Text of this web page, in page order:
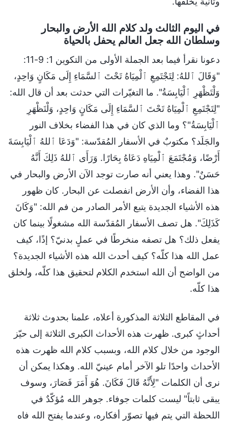
في اليوم الثالث ولد كلام الله الأرض والبحار
وسلطان الله جعل العالم يحفل بالحياة
دعونا نقرأ فيما بعد الجملة الأولى من التكوين 1: 9-11:
"وَقَالَ ٱللهُ: لِتَجْتَمِعِ ٱلْمِيَاهُ تَحْتَ ٱلسَّمَاءِ إِلَى مَكَانٍ وَاحِدٍ،
وَلْتَظْهَرِ ٱلْيَابِسَةُ". ما التغيّرات التي حدثت بعد أن قال الله:
"لِتَجْتَمِعِ ٱلْمِيَاهُ تَحْتَ ٱلسَّمَاءِ إِلَى مَكَانٍ وَاحِدٍ، وَلْتَظْهَرِ
ٱلْيَابِسَةُ"؟ وما الذي كان في هذا الفضاء بخلاف النور
والجَلَد؟ مكتوبٌ في الأسفار المُقدّسة: "وَدَعَا ٱللهُ ٱلْيَابِسَةَ
أَرْضًا، وَمُجْتَمَعَ ٱلْمِيَاهِ دَعَاهُ بِحَارًا. وَرَأَى ٱللهُ ذَلِكَ أَنَّهُ
حَسَنٌ". وهذا يعني أنه صارت توجد الآن الأرض والبحار في
هذا الفضاء، وأن الأرض انفصلت عن البحار. كان ظهور
هذه الأشياء الجديدة يتبع الأمر الصادر من فم الله: "وَكَانَ
كَذَلِكَ". هل تصف الأسفار المُقدّسة الله مشغولًا بينما كان
يفعل ذلك؟ هل تصفه منخرطًا في عملٍ بدنيّ؟ إذًا، كيف
عمل الله هذا كلّه؟ كيف أحدث الله هذه الأشياء الجديدة؟
من الواضح أن الله استخدم الكلام لتحقيق هذا كلّه، ولخلق
هذا كلّه.
في المقاطع الثلاثة المذكورة أعلاه، علمنا بحدوث ثلاثة
أحداثٍ كبرى. ظهرت هذه الأحداث الكبرى الثلاثة إلى حيّز
الوجود من خلال كلام الله، وبسبب كلام الله ظهرت هذه
الأحداث واحدًا تلو الآخر أمام عينيّ الله. وهكذا يمكن أن
نرى أن الكلمات "لِأَنَّهُ قَالَ فَكَانَ. هُوَ أَمَرَ فَصَارَ، وسوف
يبقى ثابتاً" ليست كلمات جوفاء. جوهر الله مُؤكّدٌ في
اللحظة التي يتم فيها تصوّر أفكاره، وعندما يفتح الله فاه